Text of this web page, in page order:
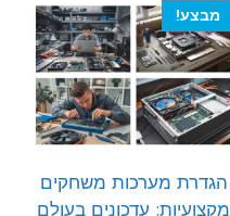
מבצע!
הגדרת מערכות משחקים
מקצועיות: עדכונים בעולם